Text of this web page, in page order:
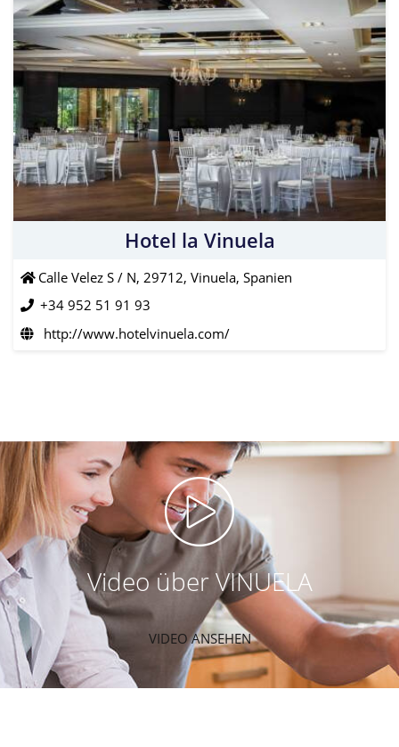
Hotel la Vinuela
Calle Velez S / N, 29712, Vinuela, Spanien
+34 952 51 91 93
http://www.hotelvinuela.com/
Video über VINUELA
VIDEO ANSEHEN